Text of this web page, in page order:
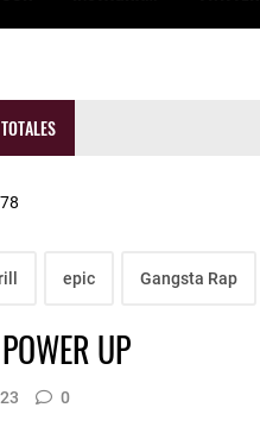
epic Gangsta Rap
UP
0